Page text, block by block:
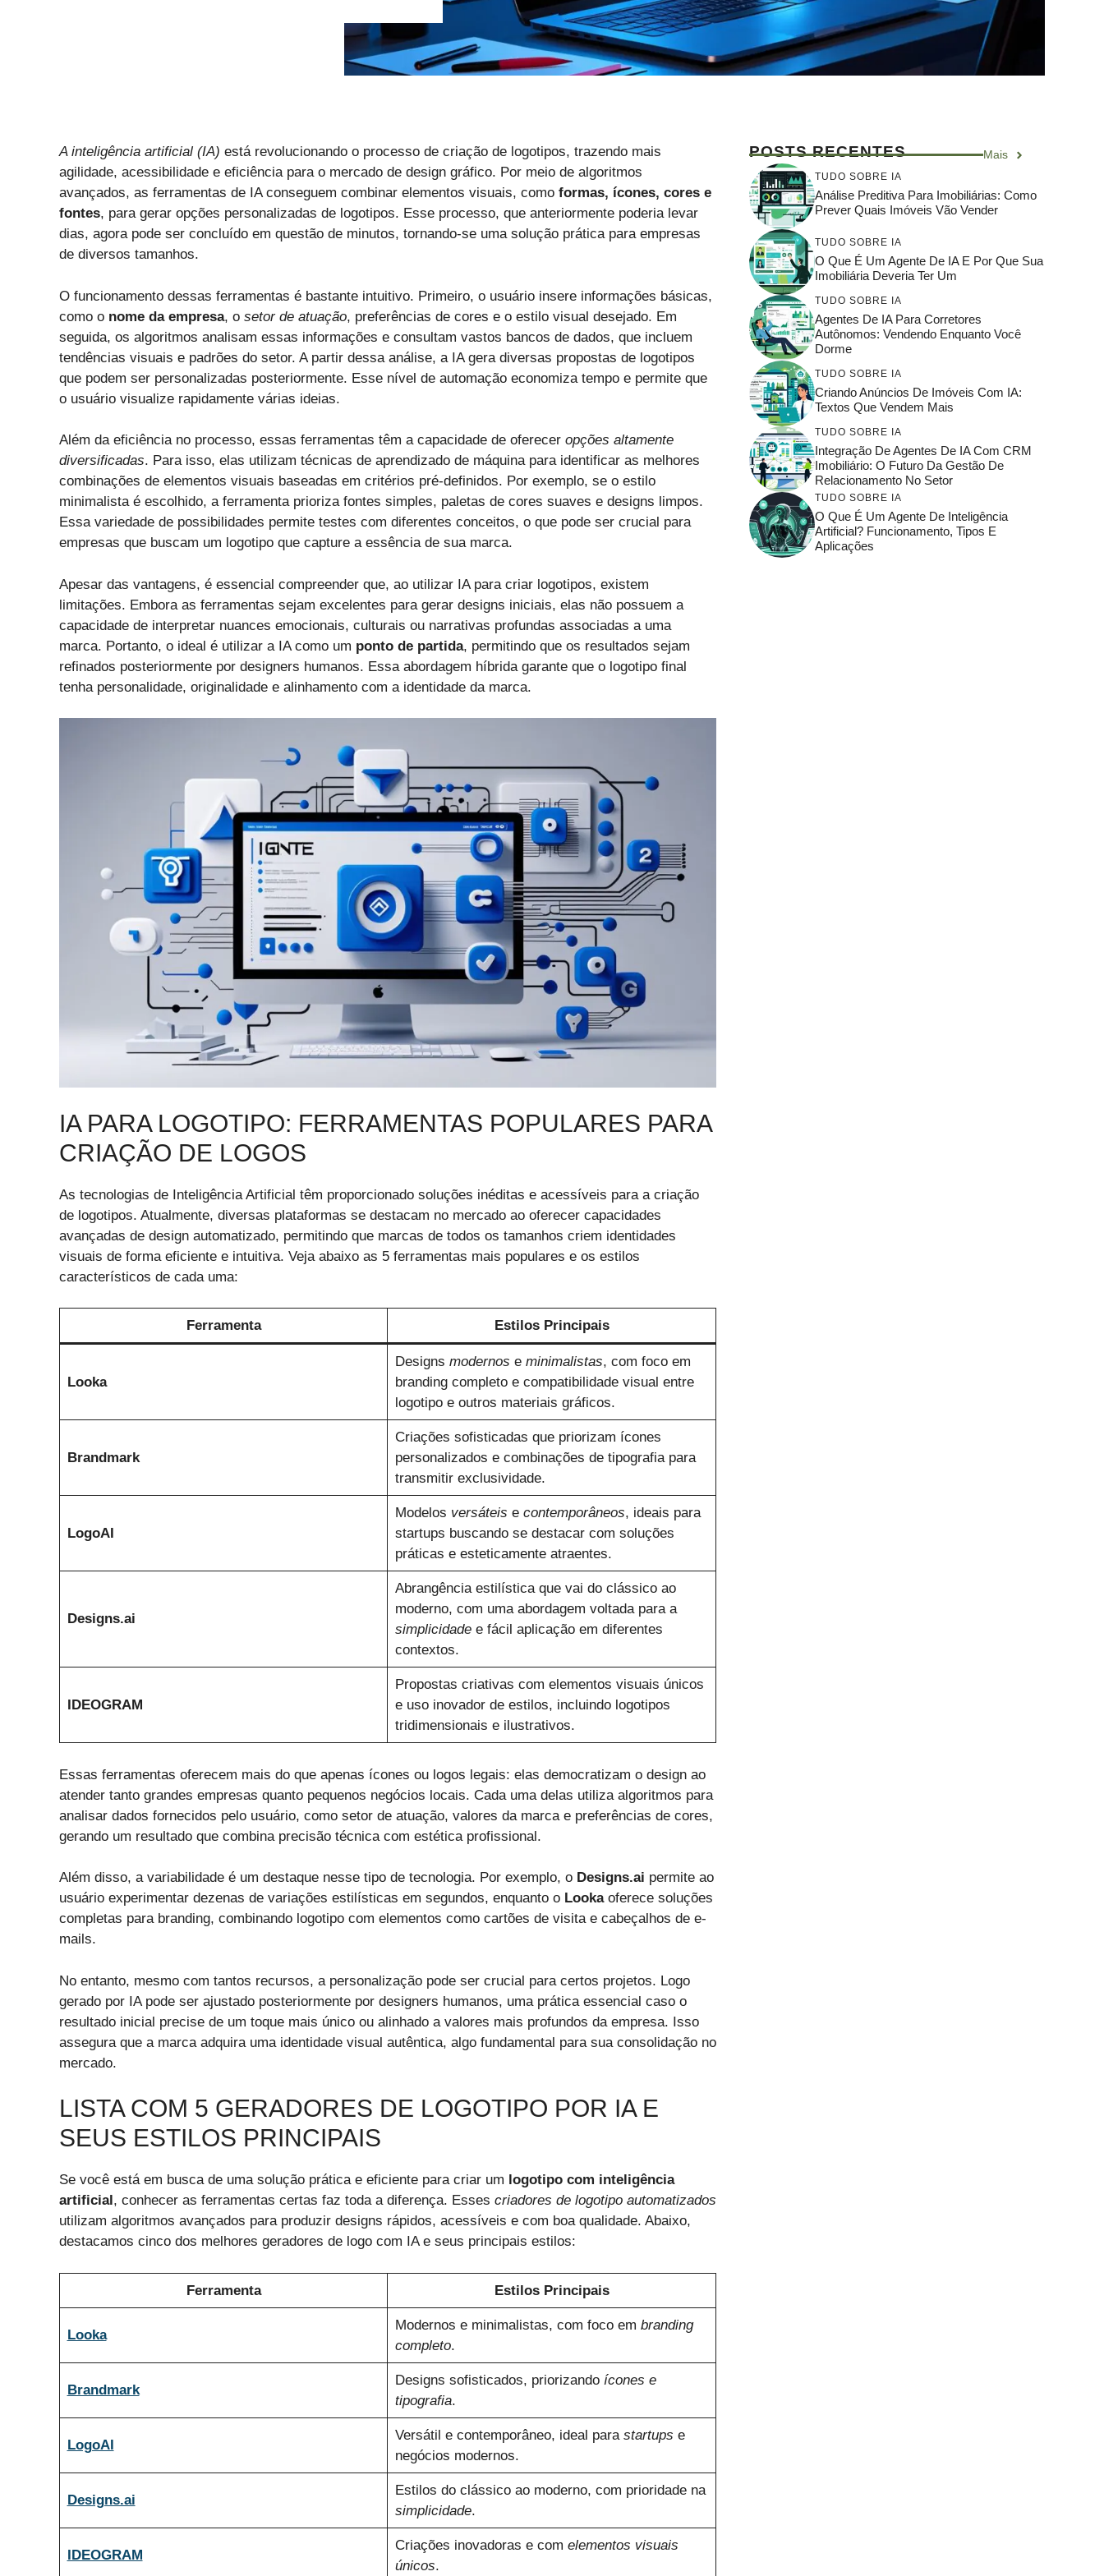
A inteligência artificial (IA) está revolucionando o processo de criação de logotipos, trazendo mais
agilidade, acessibilidade e eficiência para o mercado de design gráfico. Por meio de algoritmos
avançados, as ferramentas de IA conseguem combinar elementos visuais, como formas, ícones, cores e
fontes, para gerar opções personalizadas de logotipos. Esse processo, que anteriormente poderia levar
dias, agora pode ser concluído em questão de minutos, tornando-se uma solução prática para empresas
de diversos tamanhos.
O funcionamento dessas ferramentas é bastante intuitivo. Primeiro, o usuário insere informações básicas,
como o nome da empresa, o setor de atuação, preferências de cores e o estilo visual desejado. Em
seguida, os algoritmos analisam essas informações e consultam vastos bancos de dados, que incluem
tendências visuais e padrões do setor. A partir dessa análise, a IA gera diversas propostas de logotipos
que podem ser personalizadas posteriormente. Esse nível de automação economiza tempo e permite que
o usuário visualize rapidamente várias ideias.
Além da eficiência no processo, essas ferramentas têm a capacidade de oferecer opções altamente
diversificadas. Para isso, elas utilizam técnicas de aprendizado de máquina para identificar as melhores
combinações de elementos visuais baseadas em critérios pré-definidos. Por exemplo, se o estilo
minimalista é escolhido, a ferramenta prioriza fontes simples, paletas de cores suaves e designs limpos.
Essa variedade de possibilidades permite testes com diferentes conceitos, o que pode ser crucial para
empresas que buscam um logotipo que capture a essência de sua marca.
Apesar das vantagens, é essencial compreender que, ao utilizar IA para criar logotipos, existem
limitações. Embora as ferramentas sejam excelentes para gerar designs iniciais, elas não possuem a
capacidade de interpretar nuances emocionais, culturais ou narrativas profundas associadas a uma
marca. Portanto, o ideal é utilizar a IA como um ponto de partida, permitindo que os resultados sejam
refinados posteriormente por designers humanos. Essa abordagem híbrida garante que o logotipo final
tenha personalidade, originalidade e alinhamento com a identidade da marca.
IA PARA LOGOTIPO: FERRAMENTAS POPULARES PARA
CRIAÇÃO DE LOGOS
As tecnologias de Inteligência Artificial têm proporcionado soluções inéditas e acessíveis para a criação
de logotipos. Atualmente, diversas plataformas se destacam no mercado ao oferecer capacidades
avançadas de design automatizado, permitindo que marcas de todos os tamanhos criem identidades
visuais de forma eficiente e intuitiva. Veja abaixo as 5 ferramentas mais populares e os estilos
característicos de cada uma:
Ferramenta Estilos Principais
Looka
Designs modernos e minimalistas, com foco em
branding completo e compatibilidade visual entre
logotipo e outros materiais gráficos.
Brandmark
Criações sofisticadas que priorizam ícones
personalizados e combinações de tipografia para
transmitir exclusividade.
LogoAI
Modelos versáteis e contemporâneos, ideais para
startups buscando se destacar com soluções
práticas e esteticamente atraentes.
Designs.ai
Abrangência estilística que vai do clássico ao
moderno, com uma abordagem voltada para a
simplicidadee fácil aplicação em diferentes
contextos.
IDEOGRAM
Propostas criativas com elementos visuais únicos
e uso inovador de estilos, incluindo logotipos
tridimensionais e ilustrativos.
Essas ferramentas oferecem mais do que apenas ícones ou logos legais: elas democratizam o design ao
atender tanto grandes empresas quanto pequenos negócios locais. Cada uma delas utiliza algoritmos para
analisar dados fornecidos pelo usuário, como setor de atuação, valores da marca e preferências de cores,
gerando um resultado que combina precisão técnica com estética profissional.
Além disso, a variabilidade é um destaque nesse tipo de tecnologia. Por exemplo, o Designs.ai permite ao
usuário experimentar dezenas de variações estilísticas em segundos, enquanto o Lookaoferece soluções
completas para branding, combinando logotipo com elementos como cartões de visita e cabeçalhos de e-
mails.
No entanto, mesmo com tantos recursos, a personalização pode ser crucial para certos projetos. Logo
gerado por IA pode ser ajustado posteriormente por designers humanos, uma prática essencial caso o
resultado inicial precise de um toque mais único ou alinhado a valores mais profundos da empresa. Isso
assegura que a marca adquira uma identidade visual autêntica, algo fundamental para sua consolidação no
mercado.
LISTA COM 5 GERADORES DE LOGOTIPO POR IA E
SEUS ESTILOS PRINCIPAIS
Se você está em busca de uma solução prática e eficiente para criar um logotipo com inteligência
artificial, conhecer as ferramentas certas faz toda a diferença. Esses criadores de logotipo automatizados
utilizam algoritmos avançados para produzir designs rápidos, acessíveis e com boa qualidade. Abaixo,
destacamos cinco dos melhores geradores de logo com IA e seus principais estilos:
Ferramenta Estilos Principais
Looka
Modernos e minimalistas, com foco em branding
completo.
Brandmark
Designs sofisticados, priorizando ícones e
tipografia.
LogoAI
Versátil e contemporâneo, ideal para startups e
negócios modernos.
Designs.ai
Estilos do clássico ao moderno, com prioridade na
simplicidade.
IDEOGRAM
Criações inovadoras e com elementos visuais
únicos.
POSTS RECENTES Mais
TUDO SOBRE IA
Análise Preditiva Para Imobiliárias: Como
Prever Quais Imóveis Vão Vender
TUDO SOBRE IA
O Que É Um Agente De IA E Por Que Sua
Imobiliária Deveria Ter Um
TUDO SOBRE IA
Agentes De IA Para Corretores
Autônomos: Vendendo Enquanto Você
Dorme
TUDO SOBRE IA
Criando Anúncios De Imóveis Com IA:
Textos Que Vendem Mais
TUDO SOBRE IA
Integração De Agentes De IA Com CRM
Imobiliário: O Futuro Da Gestão De
Relacionamento No Setor
TUDO SOBRE IA
O Que É Um Agente De Inteligência
Artificial? Funcionamento, Tipos E
Aplicações